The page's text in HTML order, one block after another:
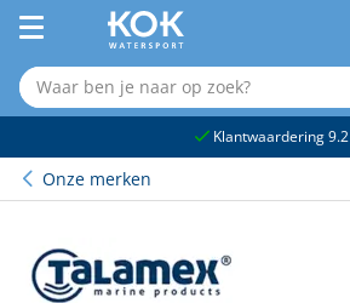
Klantwaardering 9.2
Onze merken